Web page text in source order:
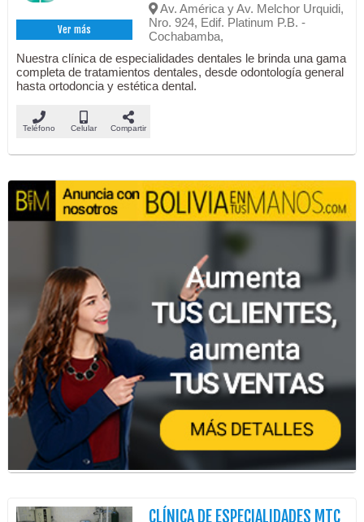
Ver más
Av. América y Av. Melchor Urquidi,
Nro. 924, Edif. Platinum P.B. -
Cochabamba,
Nuestra clínica de especialidades dentales le brinda una gama
completa de tratamientos dentales, desde odontología general
hasta ortodoncia y estética dental.
Teléfono Celular Compartir
CLÍNICA DE ESPECIALIDADES MTC